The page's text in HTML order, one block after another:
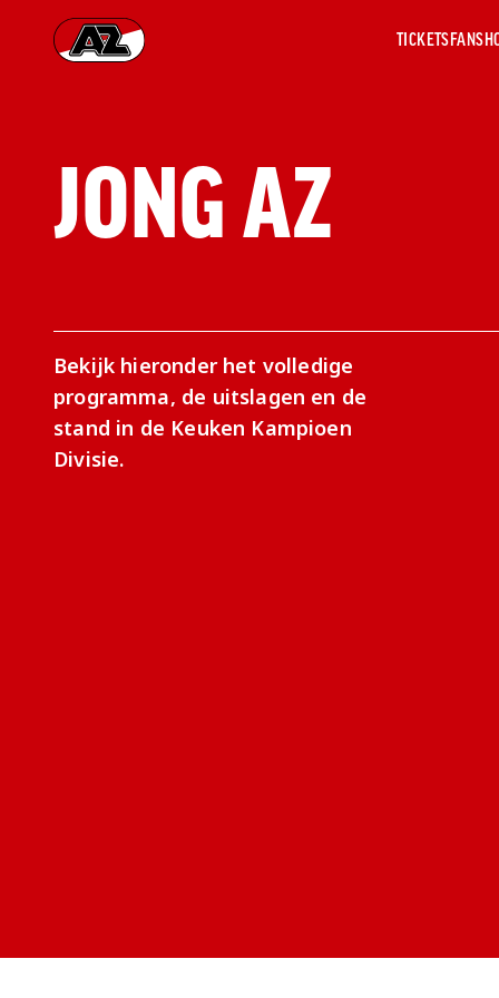
Ga naar onze homepage
TICKETS
JONG AZ
Bekijk hieronder het volledige
programma, de uitslagen en de
stand in de Keuken Kampioen
Divisie.